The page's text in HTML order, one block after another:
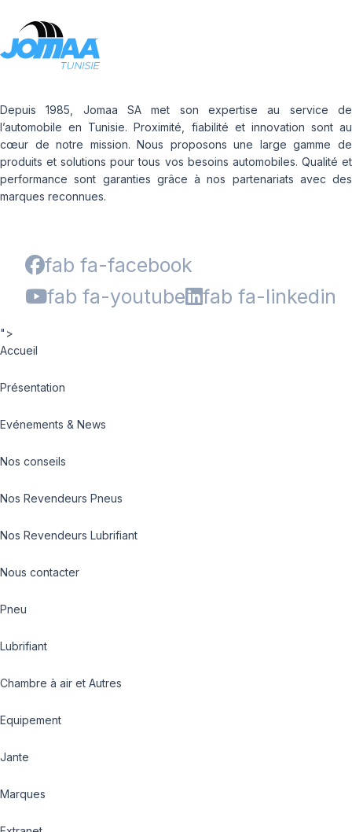
Depuis 1985, Jomaa SA met son expertise au service de
l’automobile en Tunisie. Proximité, fiabilité et innovation sont au
cœur de notre mission. Nous proposons une large gamme de
produits et solutions pour tous vos besoins automobiles. Qualité et
performance sont garanties grâce à nos partenariats avec des
marques reconnues.
fab fa-facebook
fab fa-youtube
fab fa-linkedin
">
Accueil
Présentation
Evénements & News
Nos conseils
Nos Revendeurs Pneus
Nos Revendeurs Lubrifiant
Nous contacter
Pneu
Lubrifiant
Chambre à air et Autres
Equipement
Jante
Marques